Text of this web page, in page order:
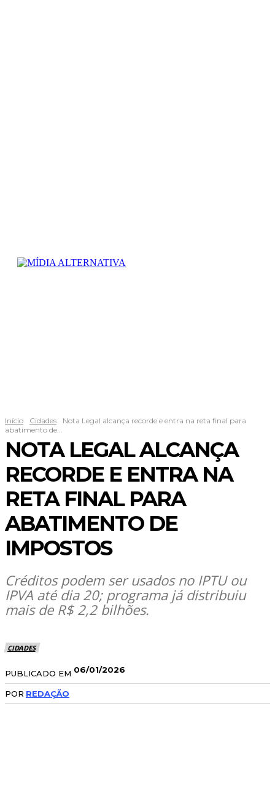
Início Cidades
Nota Legal alcança recorde e entra na reta final para
abatimento de...
NOTA LEGAL ALCANÇA
RECORDE E ENTRA NA
RETA FINAL PARA
ABATIMENTO DE
IMPOSTOS
Créditos podem ser usados no IPTU ou
IPVA até dia 20; programa já distribuiu
mais de R$ 2,2 bilhões.
CIDADES
PUBLICADO EM 06/01/2026
POR REDAÇÃO